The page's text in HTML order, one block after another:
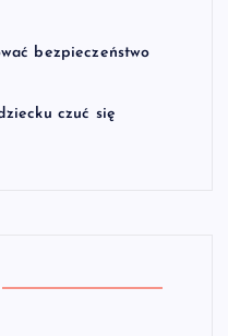
bezpieczeństwo
czuć się